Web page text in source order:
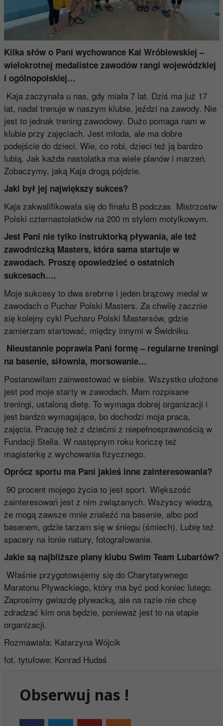
Kilka słów o Pani wychowance Kai Wróblewskiej –
wielokrotnej medalistce zawodów rangi wojewódzkiej
i ogólnopolskiej…
Kaja zaczynała u nas, gdy miała 7 lat. Dziś ma już 17
lat, nadal trenuje w naszym klubie, jeździ na zawody. Nie
jest to jednak trening zawodowy. Dużo pomaga nam w
klubie przy zajęciach. Jest młoda, ale ma dobre
podejście do dzieci. Wie, co robi, dzieci też ją bardzo
lubią. Jak każda nastolatka ma wiele planów i marzeń.
Zobaczymy, jaką Kaja drogą pójdzie.
Jaki był jej największy sukces?
Kaja zakwalifikowała się do finału B podczas Mistrzostw
Polski czternastolatków na 200 m stylem motylkowym.
Jest Pani nie tylko instruktorką pływania, ale też
zawodniczką Masters, która sama startuje w
zawodach. Proszę opowiedzieć o ostatnich
sukcesach….
Moje sukcesy to dwa srebrne i jeden brązowy medal w
zawodach o Puchar Polski Masters. Za chwilę zacznie
się kolejny cykl Pucharu Polski Mastersów, gdzie
zamierzam startować, między innymi w Świdniku.
Nieustannie poprawia Pani formę – regularne treningi
na basenie, siłownia, morsowanie…
Postanowiłam zainwestować w siebie. Wszystko ułożone
jest pod moje starty w zawodach. Mam rozpisane
treningi, ustaloną dietę. To wymaga dobrej organizacji i
jest bardzo wymagające, bo dochodzi moja praca,
zajęcia. Pracuję też z dziećmi z niepełnosprawnością w
Fundacji Stella. W następnym roku kończę też
magisterkę z wychowania fizycznego.
Oprócz sportu ma Pani jakieś inne zainteresowania?
90 procent mojego życia to jest sport. Większość
zainteresowań jest z nim związanych. Wszyscy wiedzą,
że mogą zawsze mnie znaleźć na basenie, albo pod
basenem, gdzie tarzam się w śniegu (śmiech). Lubię też
spacery na łonie natury, fotografowanie.
Jakie są najbliższe plany klubu Swim Team Lubartów?
Właśnie przygotowujemy się do Charytatywnego
Maratonu Pływackiego, który ma być pod koniec lutego.
Zaprosimy gwiazdę pływacką, ale na razie nie chcę
zdradzać kim ona będzie, ponieważ jest to na etapie
organizacji.
Rozmawiała: Katarzyna Wójcik
fot. tytułowe: Konrad Hudaś
Obserwuj nas !